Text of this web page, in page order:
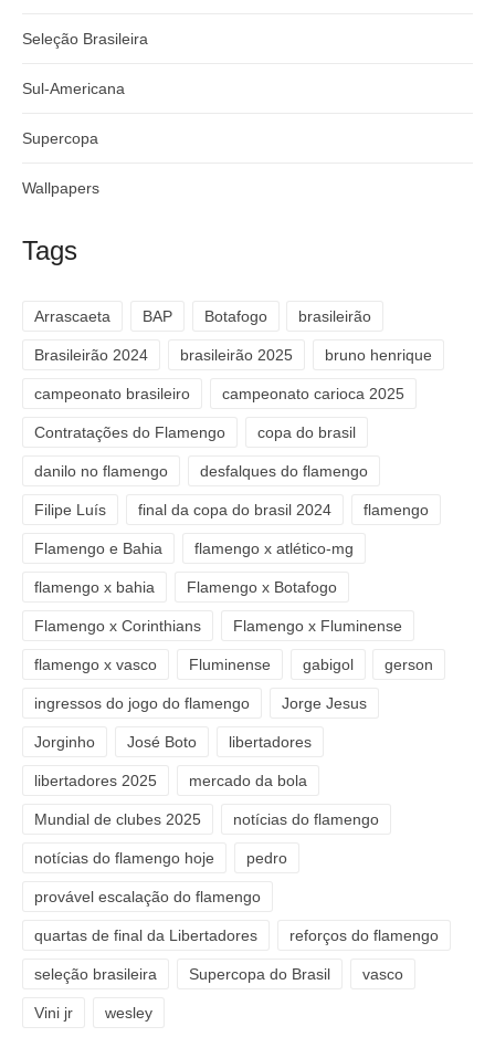
Seleção Brasileira
Sul-Americana
Supercopa
Wallpapers
Tags
Arrascaeta BAP Botafogo brasileirão
Brasileirão 2024 brasileirão 2025 bruno henrique
campeonato brasileiro campeonato carioca 2025
Contratações do Flamengo copa do brasil
danilo no flamengo desfalques do flamengo
Filipe Luís final da copa do brasil 2024 flamengo
Flamengo e Bahia flamengo x atlético-mg
flamengo x bahia Flamengo x Botafogo
Flamengo x Corinthians Flamengo x Fluminense
flamengo x vasco Fluminense gabigol gerson
ingressos do jogo do flamengo Jorge Jesus
Jorginho José Boto libertadores
libertadores 2025 mercado da bola
Mundial de clubes 2025 notícias do flamengo
notícias do flamengo hoje pedro
provável escalação do flamengo
quartas de final da Libertadores reforços do flamengo
seleção brasileira Supercopa do Brasil vasco
Vini jr wesley